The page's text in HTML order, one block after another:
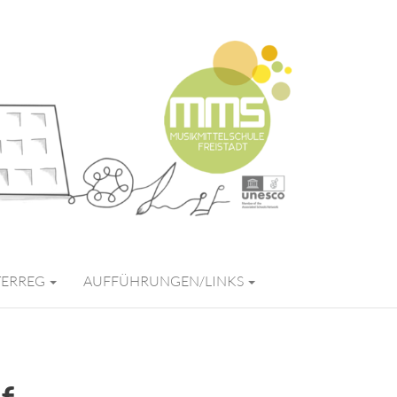
AUFFÜHRUNGEN/LINKS